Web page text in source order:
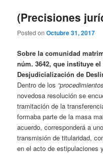
(Precisiones
Posted onOctubre 31, 2017
Sobre la comunidad
núm. 3642, que instituye
Desjudicialización de
Dentro de los
novedosa resolución se
tramitación de la
formaba parte de la masa
acuerdo, corresponderá a
transmisión de titularidad,
en el acto de estipulaciones